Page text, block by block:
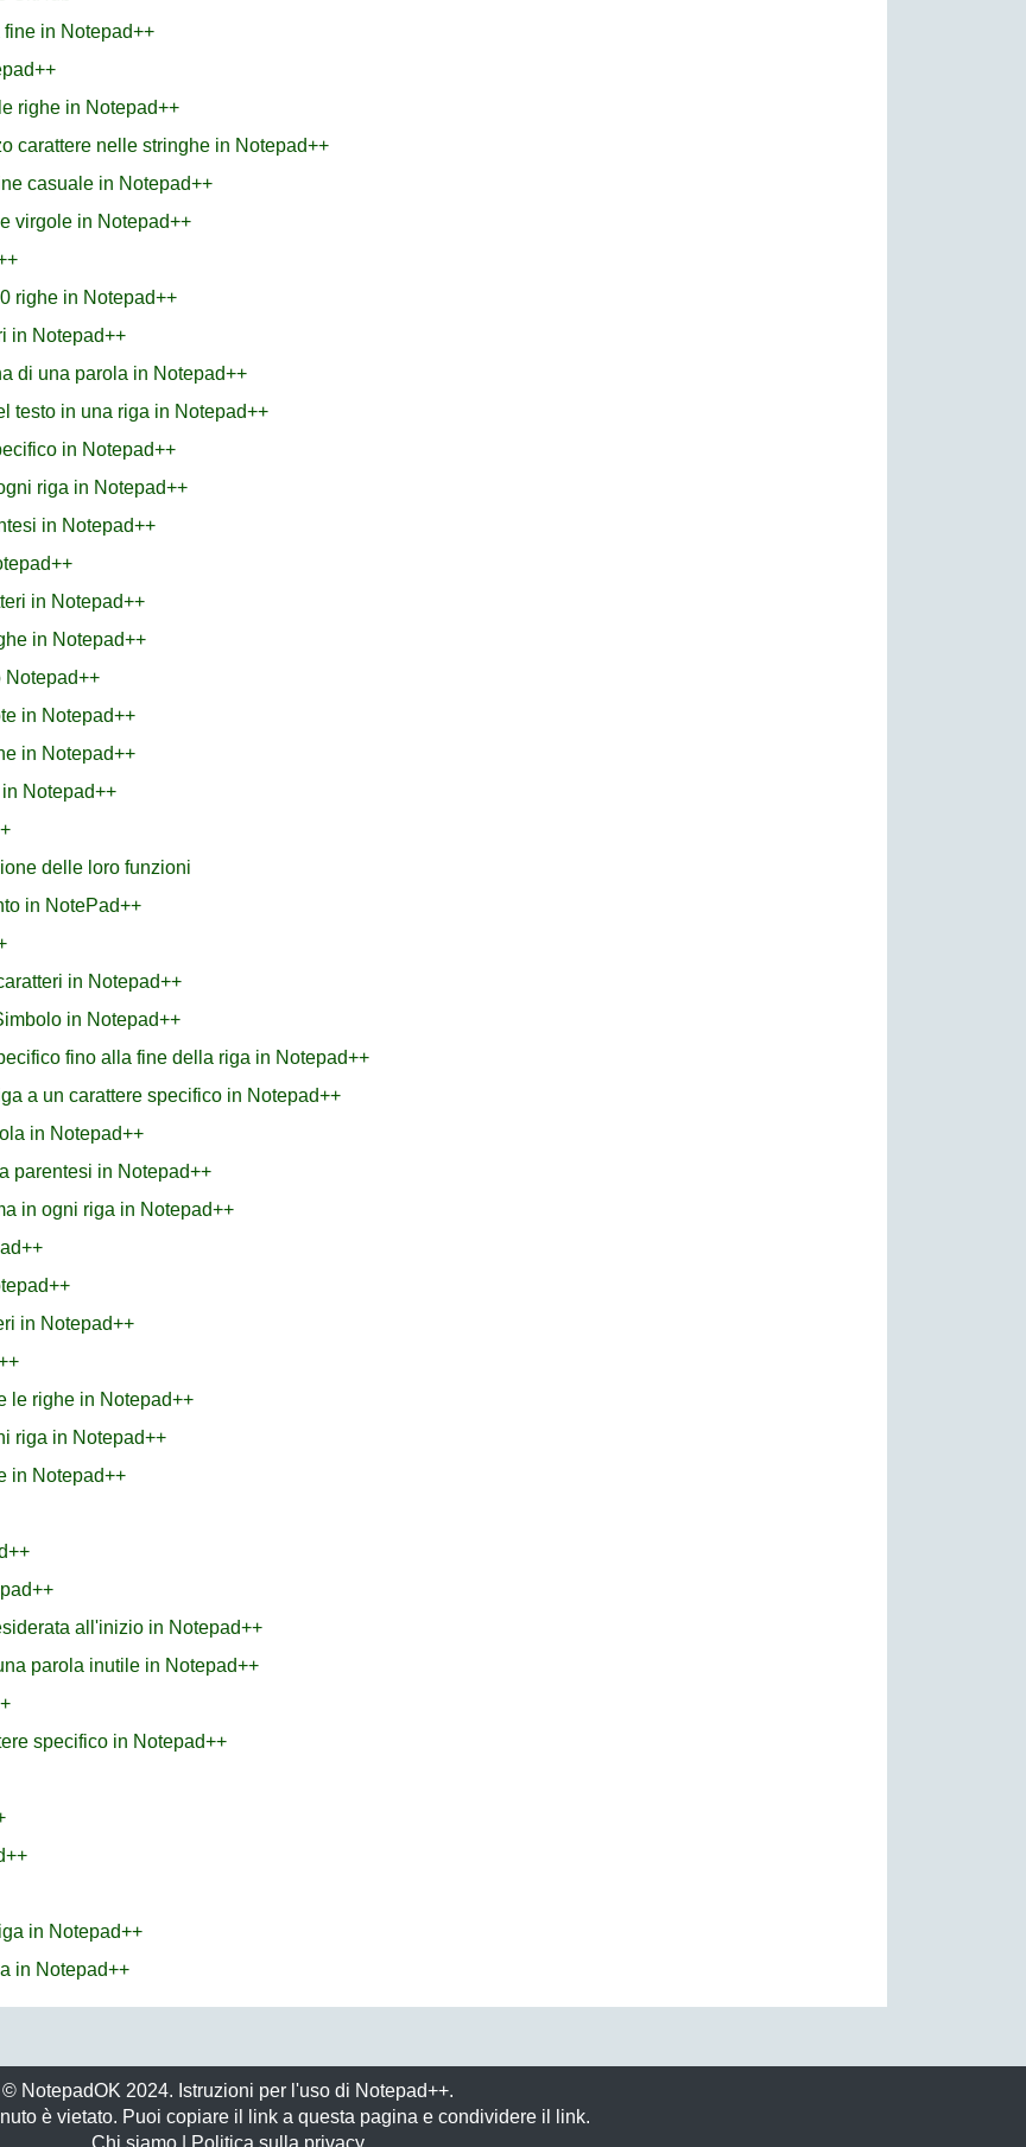
in Notepad++
righe in Notepad++
carattere nelle stringhe in Notepad++
casuale in Notepad++
virgole in Notepad++
righe in Notepad++
in Notepad++
di una parola in Notepad++
testo in una riga in Notepad++
in Notepad++
riga in Notepad++
in Notepad++
in Notepad++
in Notepad++
Notepad++
in Notepad++
in Notepad++
Notepad++
delle loro funzioni
in NotePad++
in Notepad++
in Notepad++
fino alla fine della riga in Notepad++
a un carattere specifico in Notepad++
in Notepad++
parentesi in Notepad++
in ogni riga in Notepad++
in Notepad++
le righe in Notepad++
riga in Notepad++
in Notepad++
all'inizio in Notepad++
parola inutile in Notepad++
specifico in Notepad++
in Notepad++
in Notepad++
© NotepadOK 2024. Istruzioni per l'uso di Notepad++.
è vietato. Puoi copiare il link a questa pagina e condividere il link.
Chi siamo
Politica sulla privacy